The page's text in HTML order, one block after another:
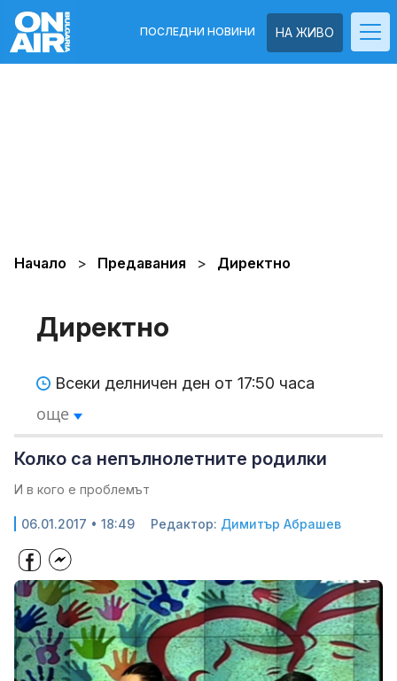
НА ЖИВО
ПОСЛЕДНИ НОВИНИ
Начало Предавания Директно
Директно
Всеки делничен ден от 17:50 часа
още
Колко са непълнолетните родилки
И в кого е проблемът
06.01.2017 • 18:49 Редактор: Димитър Абрашев